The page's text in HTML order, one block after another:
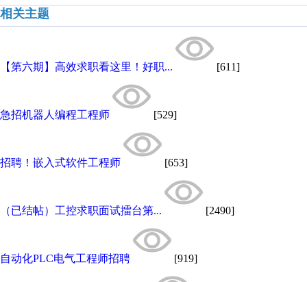
相关主题
【第六期】高效求职看这里！好职... [611]
急招机器人编程工程师 [529]
招聘！嵌入式软件工程师 [653]
（已结帖）工控求职面试擂台第... [2490]
自动化PLC电气工程师招聘 [919]